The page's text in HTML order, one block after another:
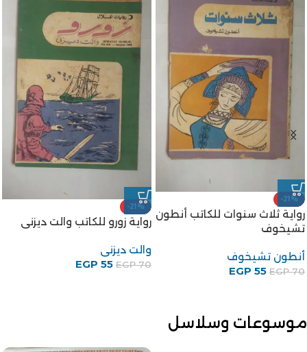
-21%
رواية ثلاث سنوات للكاتب أنطون
تشيخوف
أنطون تشيخوف
EGP70
EGP 55
-21%
رواية زورو للكاتب والت ديزنى
والت ديزنى
EGP70
EGP 55
موسوعات وسلاسل